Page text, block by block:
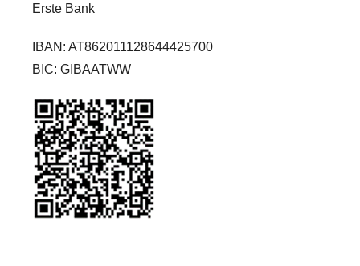
Erste Bank
IBAN: AT862011128644425700
BIC: GIBAATWW